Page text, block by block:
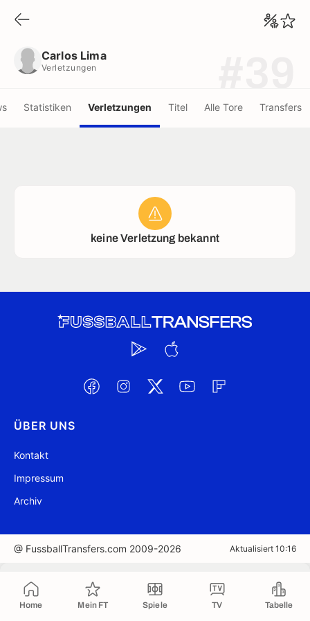
Home Mein FT Spiele TV Tabelle
Carlos Lima
Verletzungen
Statistiken Verletzungen Titel Alle Tore Transfers
keine Verletzung bekannt
ÜBER UNS
Kontakt
Impressum
Archiv
@ FussballTransfers.com 2009-2026 Aktualisiert 10:16